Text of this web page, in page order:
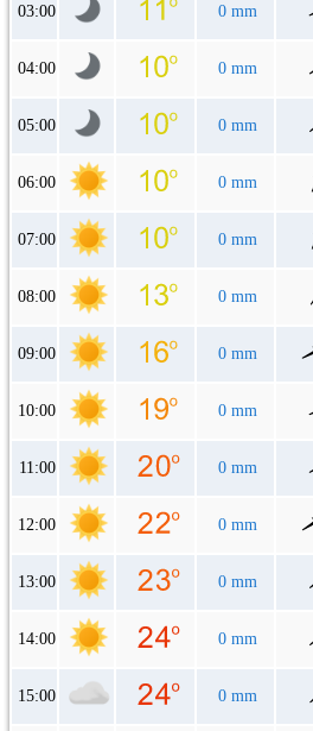
03:00 0 mm
04:00 0 mm
05:00 0 mm
06:00 0 mm
07:00 0 mm
08:00 0 mm
09:00 0 mm
10:00 0 mm
11:00 0 mm
12:00 0 mm
13:00 0 mm
14:00 0 mm
15:00 0 mm